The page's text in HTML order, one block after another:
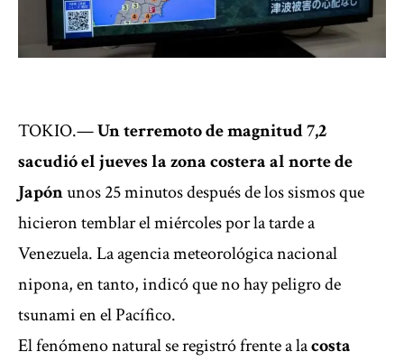
TOKIO.—Un terremoto de magnitud 7,2
sacudió el jueves la zona costera al norte de
Japónunos 25 minutos después de los sismosque
hicieron temblar el miércoles por la tarde a
Venezuela.La agencia meteorológica nacional
nipona, en tanto, indicó que no hay peligro de
tsunami en el Pacífico.
El fenómeno natural se registró frente a lacosta